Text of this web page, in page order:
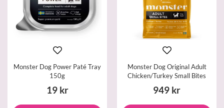
Monster Dog Power Paté Tray
150g
19 kr
Monster Dog Original Adult
Chicken/Turkey Small Bites
949 kr